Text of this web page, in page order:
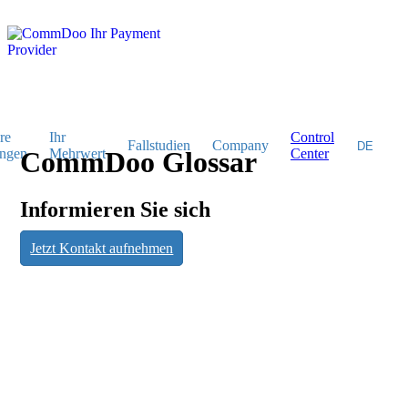
Ihr
Mehrwert
Fallstudien Company
Control
Center
CommDoo
CommDoo Glossar
Informieren Sie sich
Jetzt Kontakt aufnehmen